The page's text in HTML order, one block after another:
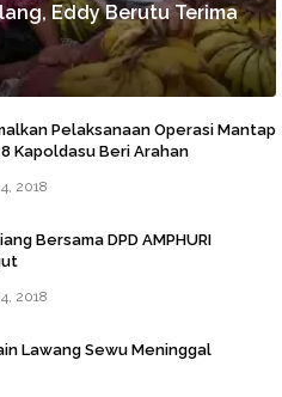
Eddy Berutu Terima
Pelaksanaan Operasi Mantap
Kapoldasu Beri Arahan
2018
Bersama DPD AMPHURI
2018
Lawang Sewu Meninggal